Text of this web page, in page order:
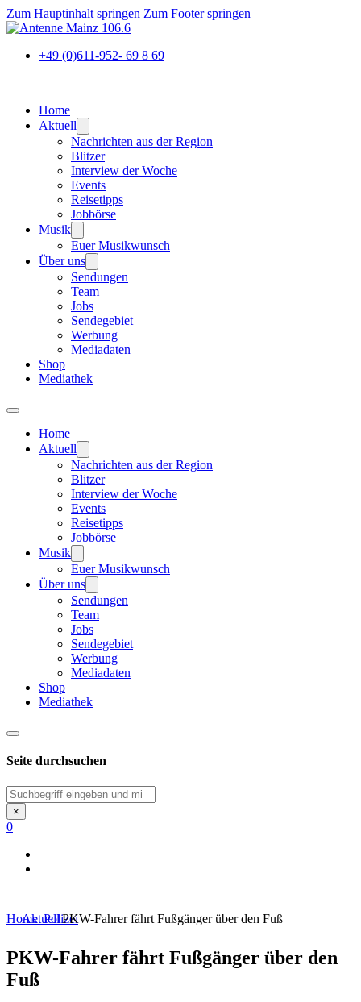
Zum Hauptinhalt springen Zum Footer springen
+49 (0)611-952- 69 8 69
Home
Aktuell
Nachrichten aus der Region
Blitzer
Interview der Woche
Events
Reisetipps
Jobbörse
Musik
Euer Musikwunsch
Über uns
Sendungen
Team
Jobs
Sendegebiet
Werbung
Mediadaten
Shop
Mediathek
Home
Aktuell
Nachrichten aus der Region
Blitzer
Interview der Woche
Events
Reisetipps
Jobbörse
Musik
Euer Musikwunsch
Über uns
Sendungen
Team
Jobs
Sendegebiet
Werbung
Mediadaten
Shop
Mediathek
Seite durchsuchen
Suchen
×
0
HomeAktuellPolizeiPKW-Fahrer fährt Fußgänger über den Fuß
PKW-Fahrer fährt Fußgänger über den
Fuß